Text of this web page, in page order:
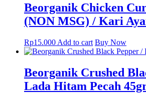
Beorganik Chicken
(NON MSG) / Kari
Rp15.000 Add to cart Buy Now
Beorganik Crushed
Lada Hitam Pecah